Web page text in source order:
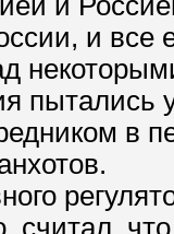
и все
пытались
в
считал,